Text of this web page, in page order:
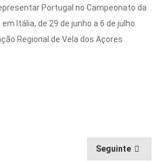
Portugal no Campeonato da
Itália, de 29 de junho a 6 de julho.
Regional de Vela dos Açores
Seguinte